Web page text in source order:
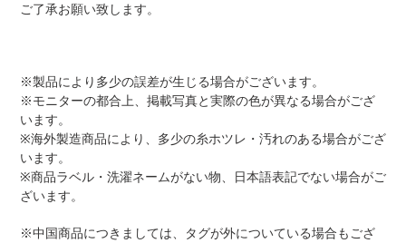
ご了承お願い致します。
※製品により多少の誤差が生じる場合がございます。
※モニターの都合上、掲載写真と実際の色が異なる場合がござ
います。
※海外製造商品により、多少の糸ホツレ・汚れのある場合がござ
います。
※商品ラベル・洗濯ネームがない物、日本語表記でない場合がご
ざいます。
※中国商品につきましては、タグが外についている場合もござ